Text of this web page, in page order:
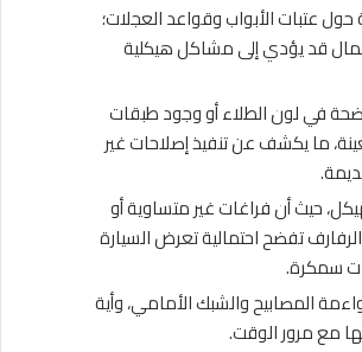
عتبات الأبواب وقواعد العجلات؛
قد يؤدي إلى مشاكل هيكلية
في لون الطلاء أو وجود طبقات
ما يكشف عن تنفيذ إصلاحات غير
حيث أن فراغات غير متساوية أو
تفضح احتمالية تعرض السيارة
سمكرة.
المصابيح والشبك الأمامي، وأية
مع مرور الوقت.